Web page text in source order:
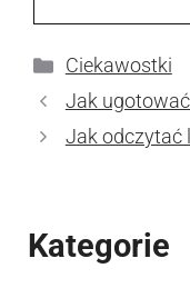
Kategorie
Ciekawostki
Jak
Jak odczytać
Kategorie